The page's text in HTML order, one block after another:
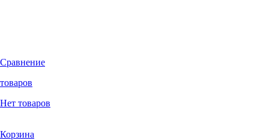
Сравнение
товаров
Нет товаров
Корзина